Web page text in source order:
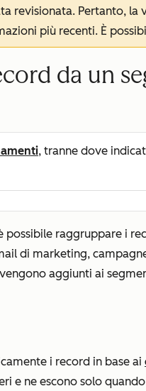
revisionata. Pertanto,
più recenti. È
da un
, tranne dove
possibile raggruppare i
di marketing,
aggiunti ai
i record in base ai
e ne escono solo